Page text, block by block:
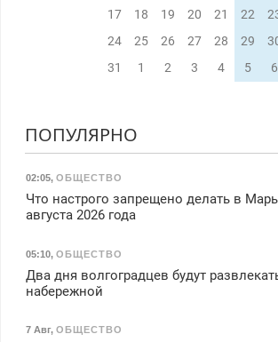
17
18 19 20 21 22
24
25 26 27 28 29
31
1 2 3 4 5 6
ПОПУЛЯРНО
02:05, ОБЩЕСТВО
Что настрого запрещено делать в
августа 2026 года
05:10, ОБЩЕСТВО
Два дня волгоградцев будут
набережной
7 Авг, ОБЩЕСТВО